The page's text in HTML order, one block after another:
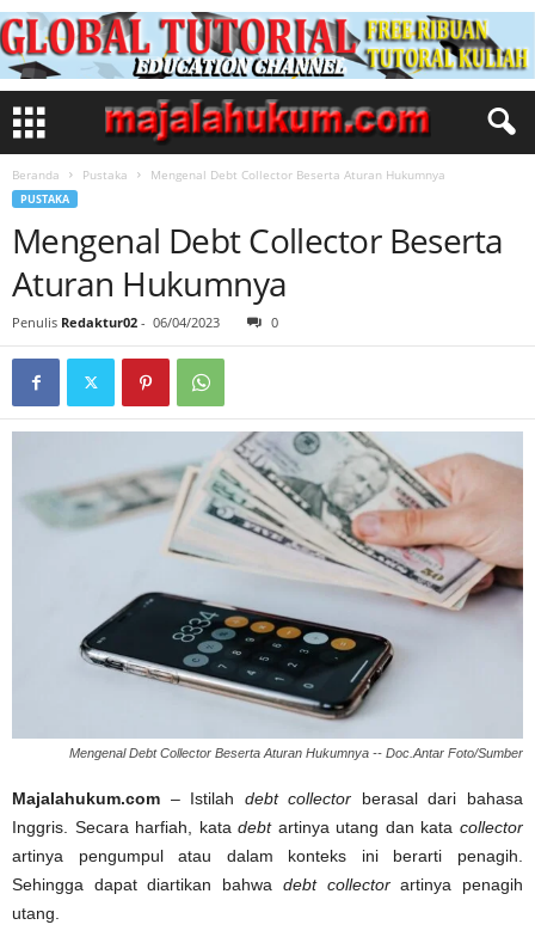
Beranda Pustaka Mengenal Debt Collector Beserta Aturan Hukumnya
PUSTAKA
Mengenal Debt Collector Beserta
Aturan Hukumnya
Penulis Redaktur02 - 06/04/2023 0
Mengenal Debt Collector Beserta Aturan Hukumnya -- Doc.Antar Foto/Sumber
Majalahukum.com – Istilah debt collector berasal dari bahasa
Inggris. Secara harfiah, katadebtartinya utang dan katacollector
artinya pengumpul atau dalam konteks ini berarti penagih.
Sehingga dapat diartikan bahwa debt collectorartinya penagih
utang.